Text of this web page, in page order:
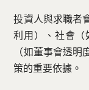
投資人與求職者
利用）、社會（
（如董事會透
策的重要依據。